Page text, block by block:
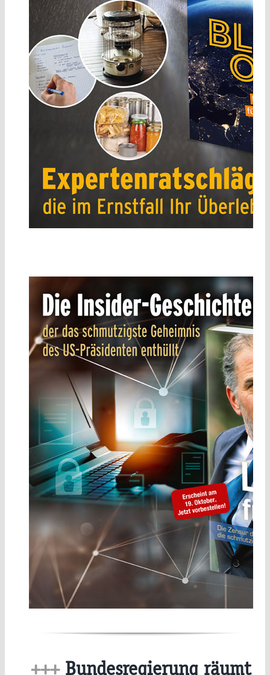
+++Bundesregierung räumt